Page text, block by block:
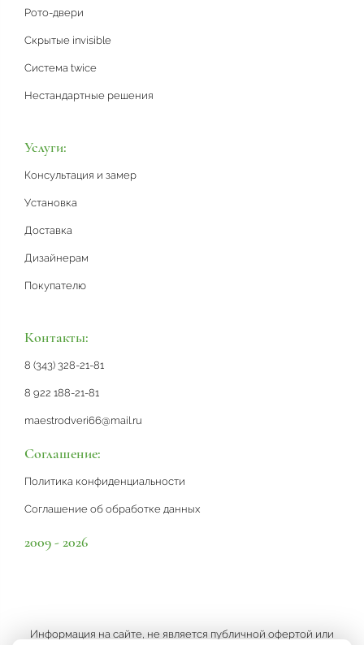
Рото-двери
Скрытые invisible
Система twice
Нестандартные решения
Услуги:
Консультация и замер
Установка
Доставка
Дизайнерам
Покупателю
Контакты:
8 (343) 328-21-81
8 922 188-21-81
maestrodveri66@mail.ru
Соглашение:
Политика конфиденциальности
Соглашение об обработке данных
2009 - 2026
Информация на сайте, не является публичной офертой или